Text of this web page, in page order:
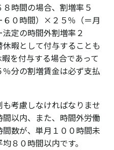
時間の場合、割増率５
６０時間）×２５％（＝月
定の時間外割増率２
暇として付与することも
を付与する場合であって
分の割増賃金は必ず支払
考慮しなければなりませ
以内、また、時間外労働
数が、単月１００時間未
８０時間以内です。